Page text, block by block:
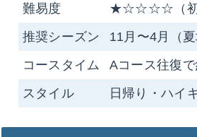
難易度
★☆☆☆☆（初心
推奨シーズン
11月〜4月（
コースタイム
Aコース往復
スタイル
日帰り・ハイ